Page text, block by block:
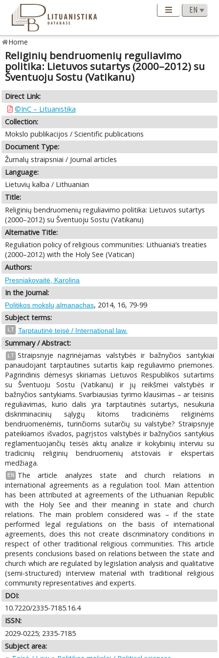
Home
Religinių bendruomenių reguliavimo
politika: Lietuvos sutartys (2000–2012) su
Šventuoju Sostu (Vatikanu)
Direct Link:
©InC – Lituanistika
Collection:
Mokslo publikacijos / Scientific publications
Document Type:
Žurnalų straipsniai / Journal articles
Language:
Lietuvių kalba / Lithuanian
Title:
Religinių bendruomenių reguliavimo politika: Lietuvos sutartys
(2000–2012) su Šventuoju Sostu (Vatikanu)
Alternative Title:
Reguliation policy of religious communities: Lithuania’s treaties
(2000–2012) with the Holy See (Vatican)
Authors:
Presniakovaitė, Karolina
In the Journal:
Politikos mokslų almanachas, 2014, 16, 79-99
Subject terms:
LT Tarptautinė teisė / International law.
Summary / Abstract:
LT Straipsnyje nagrinėjamas valstybės ir bažnyčios santykiai
panaudojant tarptautines sutartis kaip reguliavimo priemones.
Pagrindinis dėmesys skiriamas Lietuvos Respublikos sutartims
su Šventuoju Sostu (Vatikanu) ir jų reikšmei valstybės ir
bažnyčios santykiams. Svarbiausias tyrimo klausimas – ar teisinis
reguliavimas, kurio dalis yra tarptautinės sutartys, nesukuria
diskriminacinių sąlygų kitoms tradicinėms religinėms
bendruomenėmis, turinčioms sutarčių su valstybe? Straipsnyje
pateikiamos išvados, pagrįstos valstybės ir bažnyčios santykius
reglamentuojančių teisės aktų analize ir kokybinių interviu su
tradicinių religinių bendruomenių atstovais ir ekspertais
medžiaga.
EN
The article analyzes state and church relations in
international agreements as a regulation tool. Main attention
has been attributed at agreements of the Lithuanian Republic
with the Holy See and their meaning in state and church
relations. The main problem considered was – if the state
performed legal regulations on the basis of international
agreements, does this not create discriminatory conditions in
respect of other traditional religious communities. This article
presents conclusions based on relations between the state and
church which are regulated by legislation analysis and qualitative
(semi-structured) interview material with traditional religious
community representatives and experts.
DOI:
10.7220/2335-7185.16.4
ISSN:
2029-0225; 2335-7185
Subject area: